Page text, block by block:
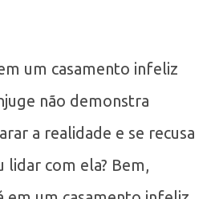
um casamento infeliz
não demonstra
a realidade e se recusa
lidar com ela? Bem,